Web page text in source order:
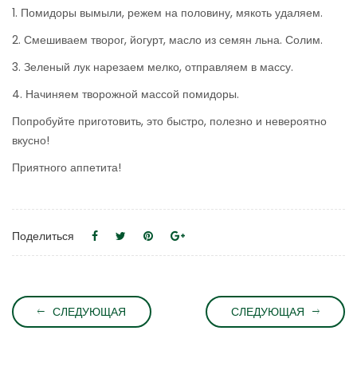
1. Помидоры вымыли, режем на половину, мякоть удаляем.
2. Смешиваем творог, йогурт, масло из семян льна. Солим.
3. Зеленый лук нарезаем мелко, отправляем в массу.
4. Начиняем творожной массой помидоры.
Попробуйте приготовить, это быстро, полезно и невероятно
вкусно!
Приятного аппетита!
Поделиться
СЛЕДУЮЩАЯ СЛЕДУЮЩАЯ